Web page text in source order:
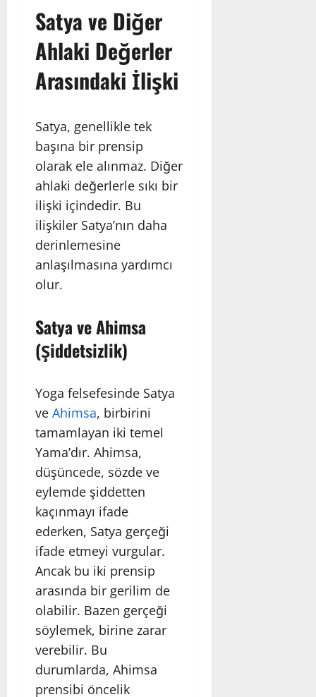
Satya ve Diğer
Ahlaki Değerler
Arasındaki İlişki
Satya, genellikle tek
başına bir prensip
olarak ele alınmaz. Diğer
ahlaki değerlerle sıkı bir
ilişki içindedir. Bu
ilişkiler Satya’nın daha
derinlemesine
anlaşılmasına yardımcı
olur.
Satya ve Ahimsa
(Şiddetsizlik)
Yoga felsefesinde Satya
ve Ahimsa, birbirini
tamamlayan iki temel
Yama’dır. Ahimsa,
düşüncede, sözde ve
eylemde şiddetten
kaçınmayı ifade
ederken, Satya gerçeği
ifade etmeyi vurgular.
Ancak bu iki prensip
arasında bir gerilim de
olabilir. Bazen gerçeği
söylemek, birine zarar
verebilir. Bu
durumlarda, Ahimsa
prensibi öncelik